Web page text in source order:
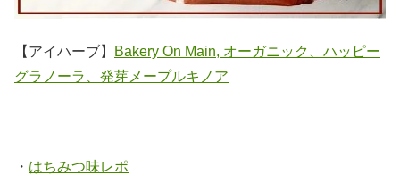
【アイハーブ】
Bakery On Main, オーガニック、ハッピー
グラノーラ、発芽メープルキノア
・ はちみつ味レポ